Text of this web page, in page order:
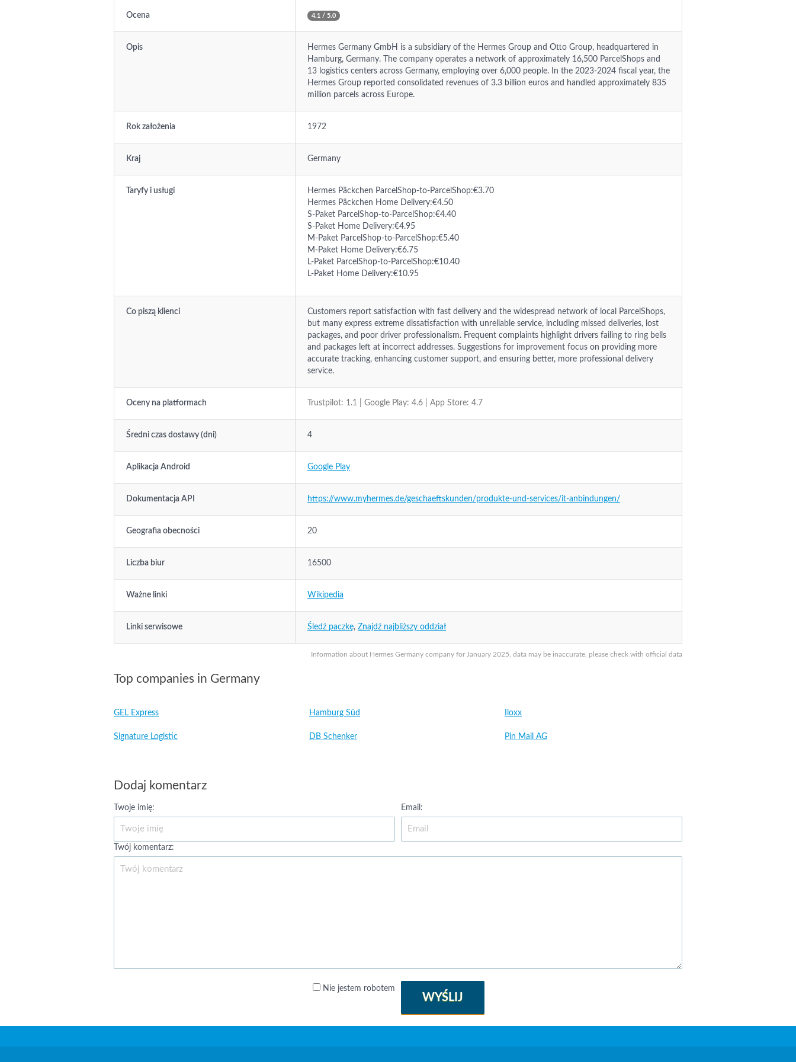
Information about Hermes Germany company for January 2025, data may be inaccurate, please check with official data
Ocena 4.1 / 5.0
Opis
Hermes Germany GmbH is a subsidiary of the Hermes Group and Otto Group, headquartered in
Hamburg, Germany. The company operates a network of approximately 16,500 ParcelShops and
13 logistics centers across Germany, employing over 6,000 people. In the 2023-2024 fiscal year, the
Hermes Group reported consolidated revenues of 3.3 billion euros and handled approximately 835
million parcels across Europe.
Rok założenia 1972
Kraj Germany
Taryfy i usługi
Hermes Päckchen ParcelShop-to-ParcelShop:€3.70
Hermes Päckchen Home Delivery:€4.50
S-Paket ParcelShop-to-ParcelShop:€4.40
S-Paket Home Delivery:€4.95
M-Paket ParcelShop-to-ParcelShop:€5.40
M-Paket Home Delivery:€6.75
L-Paket ParcelShop-to-ParcelShop:€10.40
L-Paket Home Delivery:€10.95
Co piszą klienci
Customers report satisfaction with fast delivery and the widespread network of local ParcelShops,
but many express extreme dissatisfaction with unreliable service, including missed deliveries, lost
packages, and poor driver professionalism. Frequent complaints highlight drivers failing to ring bells
and packages left at incorrect addresses. Suggestions for improvement focus on providing more
accurate tracking, enhancing customer support, and ensuring better, more professional delivery
service.
Oceny na platformach Trustpilot: 1.1 | Google Play: 4.6 | App Store: 4.7
Średni czas dostawy (dni) 4
Aplikacja Android Google Play
Dokumentacja API https://www.myhermes.de/geschaeftskunden/produkte-und-services/it-anbindungen/
Geografia obecności 20
Liczba biur 16500
Ważne linki Wikipedia
Linki serwisowe Śledź paczkę, Znajdź najbliższy oddział
Top companies in Germany
GEL Express Hamburg Süd Iloxx
Signature Logistic DB Schenker Pin Mail AG
Dodaj komentarz
Twoje imię: Email:
Twój komentarz:
Nie jestem robotem
WYŚLIJ